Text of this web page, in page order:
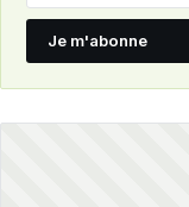
Je m'abonne